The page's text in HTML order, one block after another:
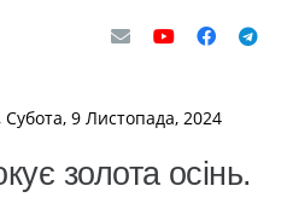
Субота, 9 Листопада, 2024
золота осінь.